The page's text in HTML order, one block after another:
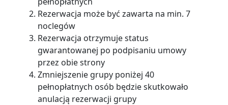
Rezerwacja może być zawarta na min. 7
noclegów
Rezerwacja otrzymuje status
gwarantowanej po podpisaniu umowy
przez obie strony
Zmniejszenie grupy poniżej 40
pełnopłatnych osób będzie skutkowało
anulacją rezerwacji grupy